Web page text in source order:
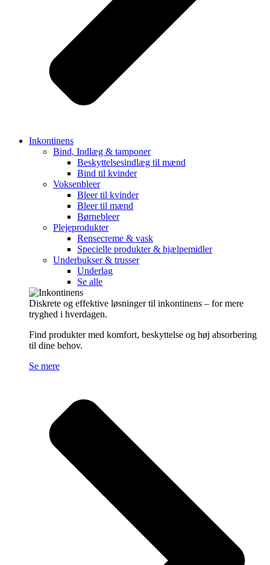
Inkontinens
Bind, Indlæg & tamponer
Beskyttelsesindlæg til mænd
Bind til kvinder
Voksenbleer
Bleer til kvinder
Bleer til mænd
Børnebleer
Plejeprodukter
Rensecreme & vask
Specielle produkter & hjælpemidler
Underbukser & trusser
Underlag
Se alle
Diskrete og effektive løsninger til inkontinens – for mere
tryghed i hverdagen.
Find produkter med komfort, beskyttelse og høj absorbering
til dine behov.
Se mere